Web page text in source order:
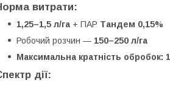
витрати:
1,25–1,5 л/га + ПАР Тандем 0,15%
Робочий розчин — 150–250 л/га
Максимальна кратність обробок:
дії: